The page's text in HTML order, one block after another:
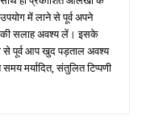
में लाने से पूर्व अपने
की सलाह अवश्य लें। इसके
से पूर्व आप खुद पड़ताल अवश्य
मर्यादित, संतुलित टिप्पणी